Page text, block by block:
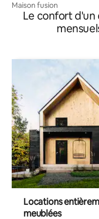
Maison fusion
Le confort d'un
Locations
meublées